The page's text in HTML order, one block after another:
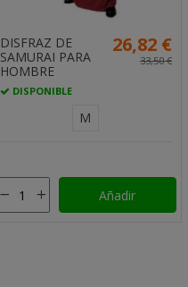
DISFRAZ DE
SAMURAI PARA
HOMBRE
DISPONIBLE
26,82 €
33,50 €
M
Añadir